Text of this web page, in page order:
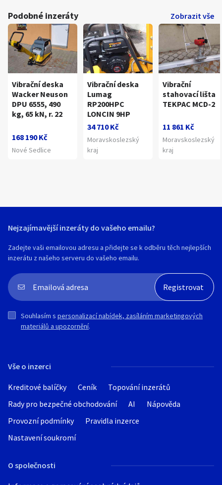
Podobné inzeráty Zobrazit vše
Vibrační deska
Wacker Neuson
DPU 6555, 490
kg, 65 kN, r. 22
168 190 Kč
Nové Sedlice
Vibrační deska
Lumag
RP200HPC
LONCIN 9HP
34 710 Kč
Moravskoslezský
kraj
Vibrační
stahovací lišta
TEKPAC MCD-2
11 861 Kč
Moravskoslezský
kraj
Vše o inzerci
Kreditové balíčky Ceník
Topování inzerátů
Rady pro bezpečné obchodování
AI
Nápověda
Provozní podmínky
Pravidla inzerce
Nastavení soukromí
O společnosti
Nejzajímavější inzeráty do vašeho emailu?
Zadejte vaši emailovou adresu a přidejte se k odběru těch nejlepších
inzerátu z našeho serveru do vašeho emailu.
Souhlasím s personalizací nabídek, zasíláním marketingových
materiálů a upozornění.